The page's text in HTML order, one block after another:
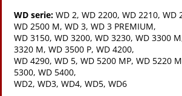
WD serie: WD 2, WD 2200, WD 2210, WD
WD 2500 M, WD 3, WD 3 PREMIUM,
WD 3150, WD 3200, WD 3230, WD 3300
3320 M, WD 3500 P, WD 4200,
WD 4290, WD 5, WD 5200 MP, WD 5220
5300, WD 5400,
WD2, WD3, WD4, WD5, WD6